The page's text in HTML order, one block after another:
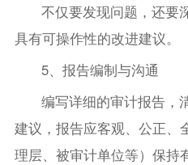
不仅要发现问题，还要
具有可操作性的改进建议。
5、报告编制与沟通
编写详细的审计报告，
建议，报告应客观、公正、
理层、被审计单位等）保持